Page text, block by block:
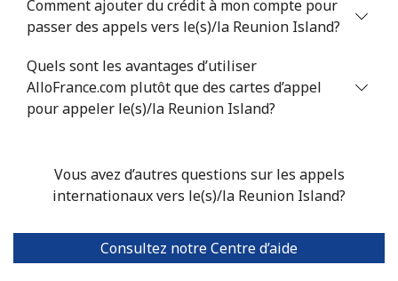
Comment ajouter du crédit à mon compte pour
passer des appels vers le(s)/la Reunion Island?
Quels sont les avantages d’utiliser
AlloFrance.com plutôt que des cartes d’appel
pour appeler le(s)/la Reunion Island?
Vous avez d’autres questions sur les appels
internationaux vers le(s)/la Reunion Island?
Consultez notre Centre d’aide